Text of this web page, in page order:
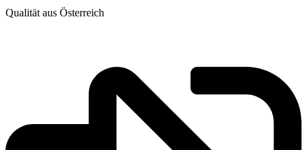
Qualität aus Österreich